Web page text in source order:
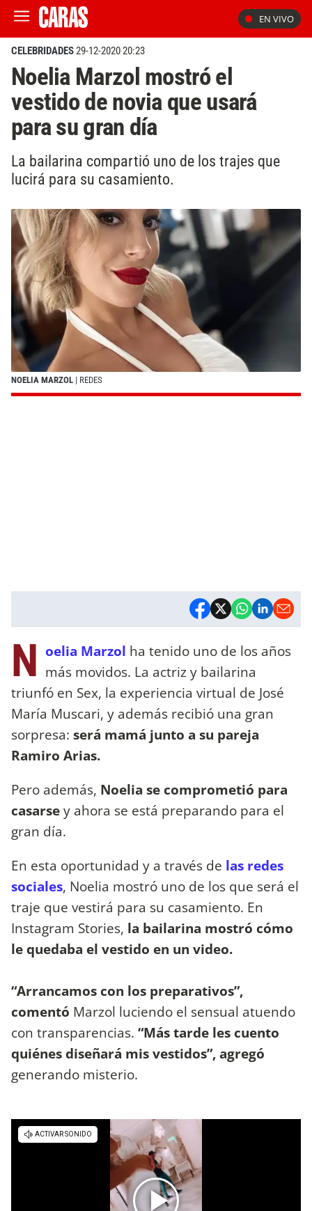
EN VIVO
CELEBRIDADES29-12-2020 20:23
Noelia Marzol mostró el
vestido de novia que usará
para su gran día
La bailarina compartió uno de los trajes que
lucirá para su casamiento.
NOELIA MARZOL | REDES
N oelia Marzol ha tenido uno de los años
más movidos. La actriz y bailarina
triunfó en Sex, la experiencia virtual de José
María Muscari, y además recibió una gran
sorpresa: será mamá junto a su pareja
Ramiro Arias.
Pero además, Noelia se comprometió para
casarsey ahora se está preparando para el
gran día.
En esta oportunidad y a través de las redes
sociales, Noelia mostró uno de los que será el
traje que vestirá para su casamiento. En
Instagram Stories, la bailarina mostró cómo
le quedaba el vestido en un video.
“Arrancamos con los preparativos”,
comentó Marzol luciendo el sensual atuendo
con transparencias. “Más tarde les cuento
quiénes diseñará mis vestidos”, agregó
generando misterio.